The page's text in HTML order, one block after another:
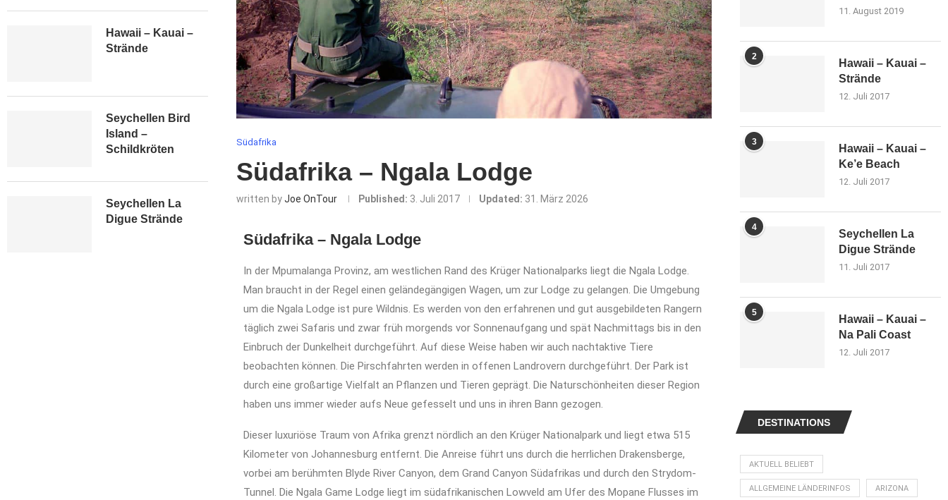
Südafrika
Südafrika – Ngala Lodge
written byJoe OnTour Published: 3. Juli 2017 Updated: 31. März 2026
Südafrika – Ngala Lodge
In der Mpumalanga Provinz, am westlichen Rand des Krüger Nationalparks liegt die Ngala Lodge.
Man braucht in der Regel einen geländegängigen Wagen, um zur Lodge zu gelangen. Die Umgebung
um die Ngala Lodge ist pure Wildnis. Es werden von den erfahrenen und gut ausgebildeten Rangern
täglich zwei Safaris und zwar früh morgends vor Sonnenaufgang und spät Nachmittags bis in den
Einbruch der Dunkelheit durchgeführt. Auf diese Weise haben wir auch nachtaktive Tiere
beobachten können. Die Pirschfahrten werden in offenen Landrovern durchgeführt. Der Park ist
durch eine großartige Vielfalt an Pflanzen und Tieren geprägt. Die Naturschönheiten dieser Region
haben uns immer wieder aufs Neue gefesselt und uns in ihren Bann gezogen.
Dieser luxuriöse Traum von Afrika grenzt nördlich an den Krüger Nationalpark und liegt etwa 515
Kilometer von Johannesburg entfernt. Die Anreise führt uns durch die herrlichen Drakensberge,
vorbei am berühmten Blyde River Canyon, dem Grand Canyon Südafrikas und durch den Strydom-
Tunnel. Die Ngala Game Lodge liegt im südafrikanischen Lowveld am Ufer des Mopane Flusses im
11. August 2019
2
Hawaii – Kauai –
Strände
12. Juli 2017
3
Hawaii – Kauai –
Ke’e Beach
12. Juli 2017
4
Seychellen La
Digue Strände
11. Juli 2017
5
Hawaii – Kauai –
Na Pali Coast
12. Juli 2017
DESTINATIONS
AKTUELL BELIEBT
ALLGEMEINE LÄNDERINFOS ARIZONA
Hawaii – Kauai –
Strände
Seychellen Bird
Island –
Schildkröten
Seychellen La
Digue Strände